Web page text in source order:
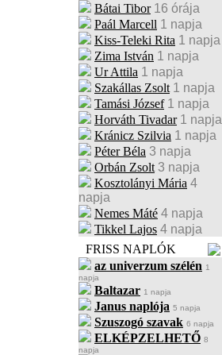
Bátai Tibor 16 órája
Paál Marcell 1 napja
Kiss-Teleki Rita 1 napja
Zima István 1 napja
Ur Attila 1 napja
Szakállas Zsolt 1 napja
Tamási József 1 napja
Horváth Tivadar 1 napja
Kránicz Szilvia 1 napja
Péter Béla 3 napja
Orbán Zsolt 3 napja
Kosztolányi Mária 4
napja
Nemes Máté 4 napja
Tikkel Lajos 4 napja
FRISS NAPLÓK
az univerzum szélén 1
napja
Baltazar 1 napja
Janus naplója 5 napja
Szuszogó szavak 6 napja
ELKÉPZELHETŐ 8
napja